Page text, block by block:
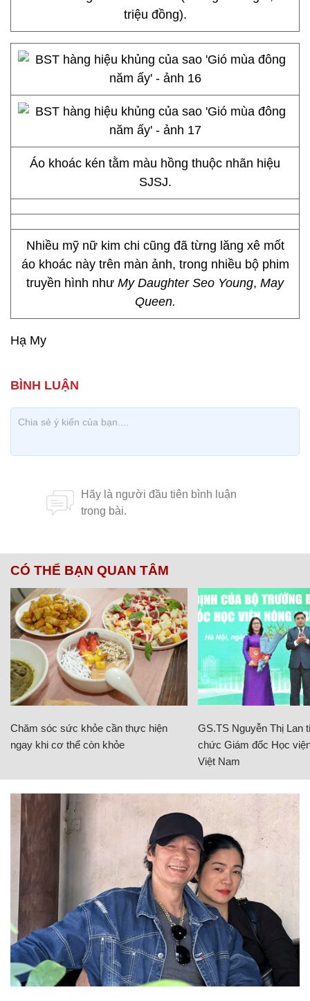
triệu đồng).
Áo khoác kén tằm màu hồng thuộc nhãn hiệu
SJSJ.
Nhiều mỹ nữ kim chi cũng đã từng lăng xê mốt
áo khoác này trên màn ảnh, trong nhiều bộ phim
truyền hình như My Daughter Seo Young, May
Queen.
Hạ My
CÓ THỂ BẠN QUAN TÂM
Chăm sóc sức khỏe cần thực hiện
ngay khi cơ thể còn khỏe
GS.TS Nguyễn Thị Lan
chức Giám đốc Học
Việt Nam